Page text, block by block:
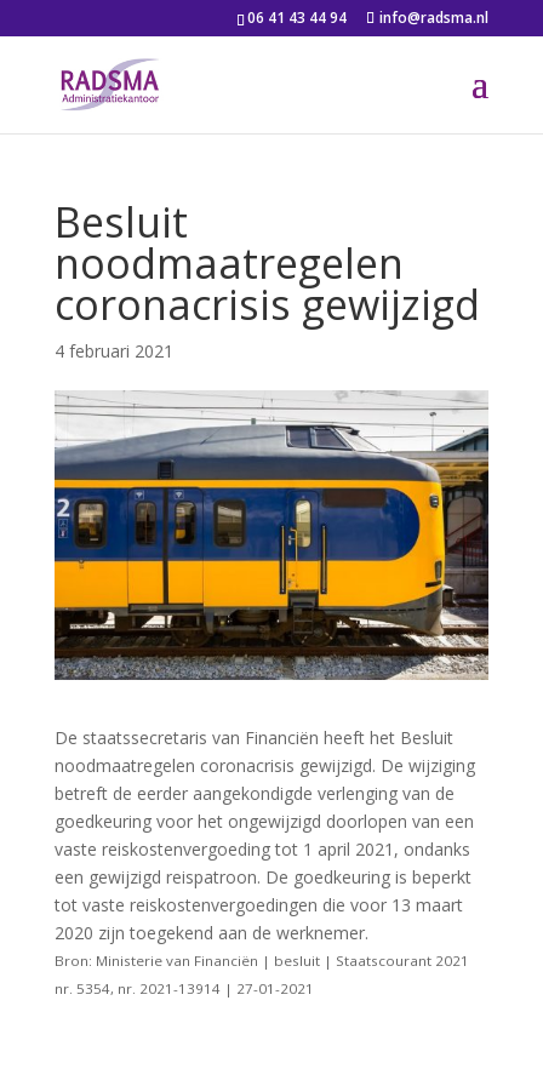
06 41 43 44 94 info@radsma.nl
Besluit
noodmaatregelen
coronacrisis gewijzigd
4 februari 2021
De staatssecretaris van Financiën heeft het Besluit
noodmaatregelen coronacrisis gewijzigd. De wijziging
betreft de eerder aangekondigde verlenging van de
goedkeuring voor het ongewijzigd doorlopen van een
vaste reiskostenvergoeding tot 1 april 2021, ondanks
een gewijzigd reispatroon. De goedkeuring is beperkt
tot vaste reiskostenvergoedingen die voor 13 maart
2020 zijn toegekend aan de werknemer.
Bron: Ministerie van Financiën | besluit | Staatscourant 2021
nr. 5354, nr. 2021-13914 | 27-01-2021